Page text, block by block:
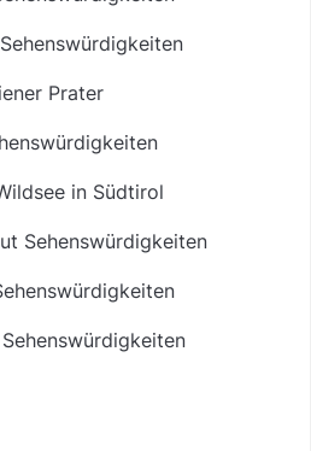
Prater
in Südtirol
Sehenswürdigkeiten